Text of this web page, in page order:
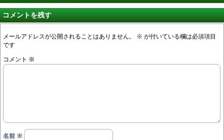
コメントを残す
メールアドレスが公開されることはありません。 ※ が付いている欄は必須項目
です
コメント ※
名前 ※